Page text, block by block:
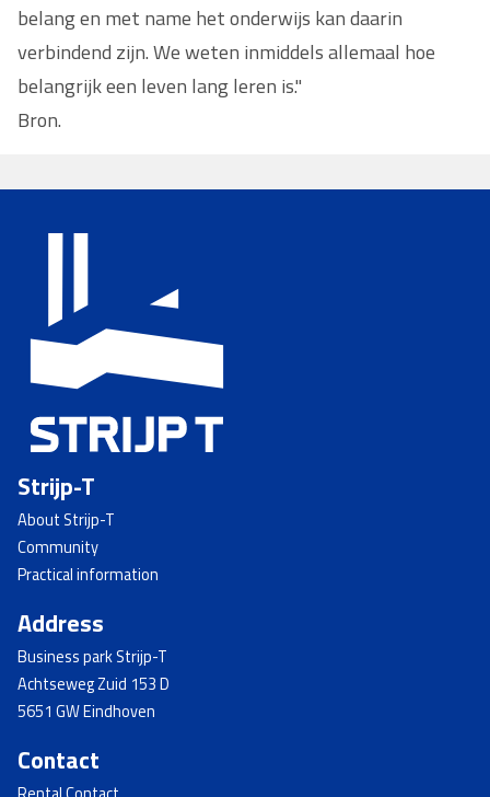
belang en met name het onderwijs kan daarin
verbindend zijn. We weten inmiddels allemaal hoe
belangrijk een leven lang leren is."
Bron.
Strijp-T
About Strijp-T
Community
Practical information
Address
Business park Strijp-T
Achtseweg Zuid 153 D
5651 GW Eindhoven
Contact